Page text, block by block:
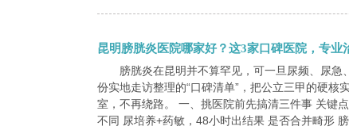
昆明膀胱炎医院哪家好？这3家口碑医院，专业
膀胱炎在昆明并不算罕见，可一旦尿频、尿
份实地走访整理的“口碑清单”，把公立三甲的硬
室，不再绕路。 一、挑医院前先搞清三件事 关键
不同 尿培养+药敏，48小时出结果 是否合并畸形 膀